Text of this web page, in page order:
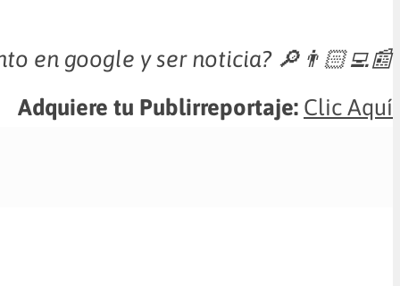
en google y ser noticia? 🔎👨🏻‍💻📰
Adquiere tu Publirreportaje: Clic Aquí